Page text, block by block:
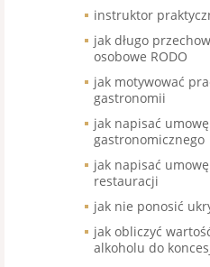
instruktor
jak długo
osobowe RODO
jak motywować
gastronomii
jak napisać
gastronomicznego
jak napisać
restauracji
jak nie ponosić
jak obliczyć
alkoholu do